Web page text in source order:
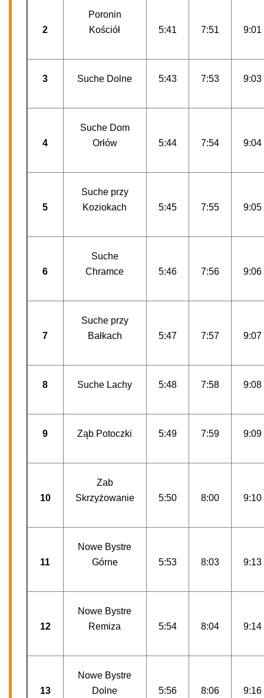
2
Poronin
Kościół
5:41 7:51 9:01
3 Suche Dolne 5:43 7:53 9:03
4
Suche Dom
Orłów
5:44 7:54 9:04
5
Suche przy
Koziokach
5:45 7:55 9:05
6
Suche
Chramce
5:46 7:56 9:06
7
Suche przy
Bałkach
5:47 7:57 9:07
8 Suche Lachy 5:48 7:58 9:08
9 Ząb Potoczki 5:49 7:59 9:09
10
Zab
Skrzyżowanie
5:50 8:00 9:10
11
Nowe Bystre
Górne
5:53 8:03 9:13
12
Nowe Bystre
Remiza
5:54 8:04 9:14
13
Nowe Bystre
Dolne
5:56 8:06 9:16